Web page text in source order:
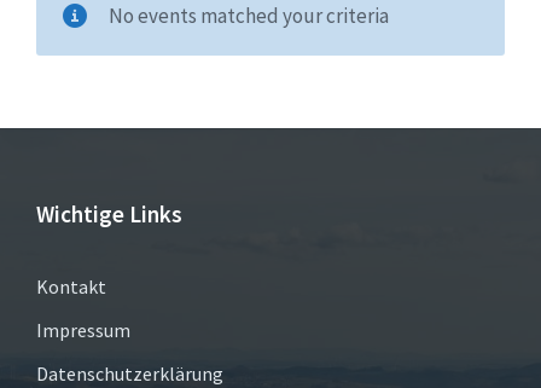
No events matched your criteria
Wichtige Links
Kontakt
Impressum
Datenschutzerklärung